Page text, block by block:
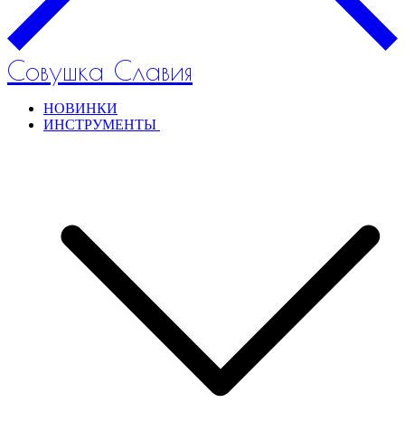
Совушка Славия
НОВИНКИ
ИНСТРУМЕНТЫ